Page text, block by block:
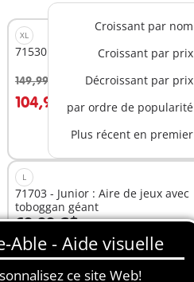
Croissant par nom
Croissant par prix
Décroissant par prix
par ordre de popularité
Plus récent en premier
XL
71530 - Bateau pirates
149,99 C$ -30%
104,99 C$
L
71703 - Junior : Aire de jeux avec
toboggan géant
69,99 C$
Au panier